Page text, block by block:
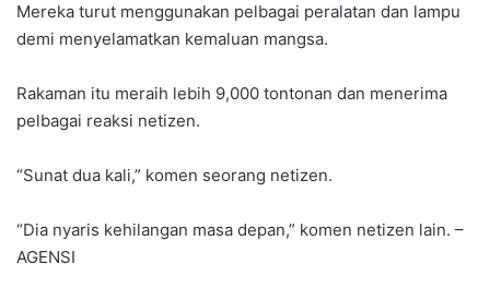
Mereka turut menggunakan pelbagai peralatan dan lampu
demi menyelamatkan kemaluan mangsa.
Rakaman itu meraih lebih 9,000 tontonan dan menerima
pelbagai reaksi netizen.
“Sunat dua kali,” komen seorang netizen.
“Dia nyaris kehilangan masa depan,” komen netizen lain. –
AGENSI